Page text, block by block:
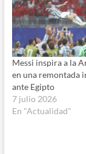
Messi inspira a la
en una remontada
ante Egipto
7 julio 2026
En "Actualidad"